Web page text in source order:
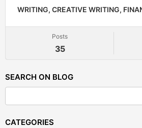
WRITING, CREATIVE WRITING,
Posts
35
SEARCH ON BLOG
CATEGORIES